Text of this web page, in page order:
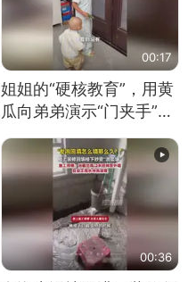
00:17
姐姐的“硬核教育”，用黄
瓜向弟弟演示“门夹手”，
网友：果然言传不如身
教！
00:36